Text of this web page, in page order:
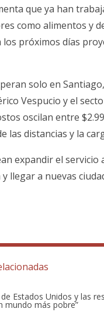
que ya han
como alimentos y
los próximos días
solo en
Vespucio y el
oscilan entre
las distancias y la
expandir el servicio
llegar a nuevas
Estados Unidos y las
mundo más pobre”